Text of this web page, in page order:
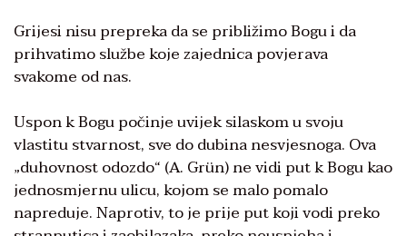
Grijesi nisu prepreka da se približimo Bogu i da
prihvatimo službe koje zajednica povjerava
svakome od nas.
Uspon k Bogu počinje uvijek silaskom u svoju
vlastitu stvarnost, sve do dubina nesvjesnoga. Ova
„duhovnost odozdo“ (A. Grün) ne vidi put k Bogu kao
jednosmjernu ulicu, kojom se malo pomalo
napreduje. Naprotiv, to je prije put koji vodi preko